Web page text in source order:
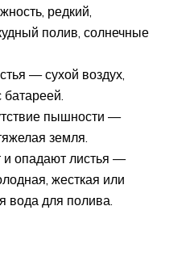
редкий,
полив, солнечные
— сухой воздух,
пышности —
земля.
и опадают листья —
жесткая или
вода для полива.